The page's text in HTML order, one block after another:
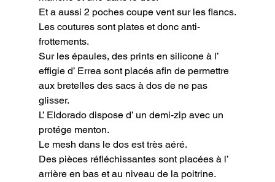
Et a aussi 2 poches coupe vent sur les flancs.
Les coutures sont plates et donc anti-
frottements.
Sur les épaules, des prints en silicone à l’
effigie d’ Errea sont placés afin de permettre
aux bretelles des sacs à dos de ne pas
glisser.
L’ Eldorado dispose d’ un demi-zip avec un
protége menton.
Le mesh dans le dos est très aéré.
Des pièces réfléchissantes sont placées à l’
arrière en bas et au niveau de la poitrine.